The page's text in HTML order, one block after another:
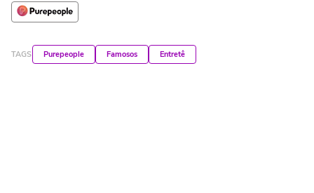
TAGS Purepeople Famosos Entretê